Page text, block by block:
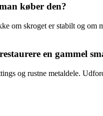
køber den?
om skroget er stabilt og
en gammel
og rustne metaldele.